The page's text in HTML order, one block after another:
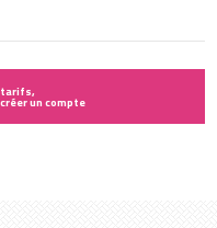
tarifs,
un compte